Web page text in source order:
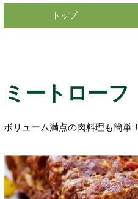
トップ
ミートローフ
ボリューム満点の肉料理も簡単！